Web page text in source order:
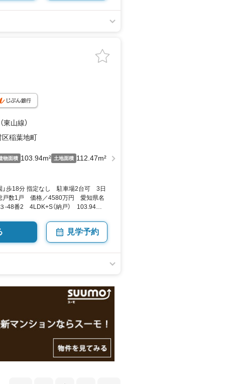
東山線）
区稲葉地町
物面積 103.94m² 土地面積 112.47m²
」歩18分 指定なし 駐車場2台可 3日
数1戸 価格／4580万円 愛知県名
-48番2 4LDK+S（納戸） 103.94平
見学予約